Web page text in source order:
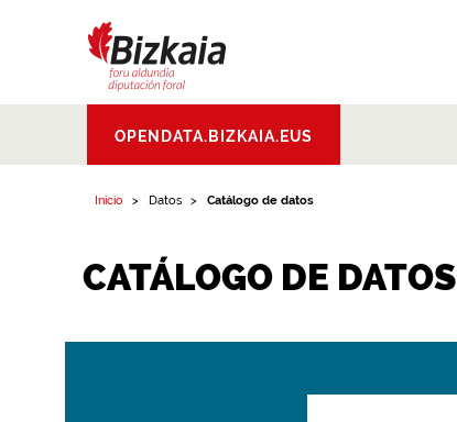
Aldundia.Diputacion
Foral de Bizkaia
OPENDATA.BIZKAIA.EUS
Inicio Datos Catálogo de datos
CATÁLOGO DE DATOS